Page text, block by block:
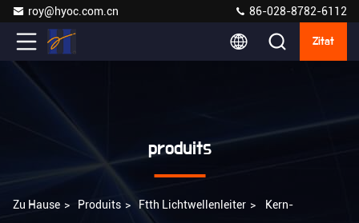
roy@hyoc.com.cn 86-028-8782-6112
Zitat
produits
Zu Hause > Produits > Ftth Lichtwellenleiter > Kern-